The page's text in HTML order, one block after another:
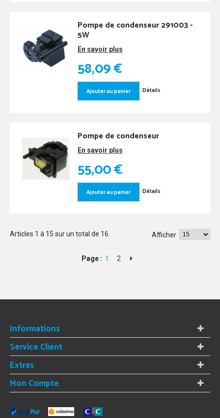
Pompe de condenseur 291003 -
5W
En savoir plus
58,09 €
Ajouter au panier Détails
Pompe de condenseur
En savoir plus
55,00 €
Ajouter au panier Détails
Articles 1 à 15 sur un total de 16 Afficher
Page : 1 2
Informations
Service Client
Extras
Mon Compte